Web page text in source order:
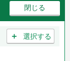
＋ 選択する